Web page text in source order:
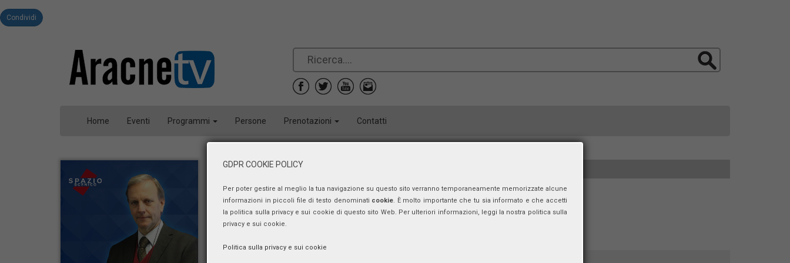
Condividi
Home Eventi Programmi Persone Prenotazioni Contatti
Spazio scenico – Puntata n. 149
Alberto Maria GAMBINO
martedì 11 dicembre 2018, ore 9:30 - 9:45
GDPR COOKIE POLICY
Per poter gestire al meglio la tua navigazione su questo sito verranno temporaneamente memorizzate alcune
informazioni in piccoli file di testo denominati cookie. È molto importante che tu sia informato e che accetti
la politica sulla privacy e sui cookie di questo sito Web. Per ulteriori informazioni, leggi la nostra politica sulla
privacy e sui cookie.
Politica sulla privacy e sui cookie